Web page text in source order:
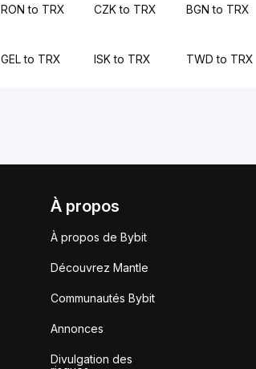
RON to TRX CZK to TRX BGN to TRX
GEL to TRX ISK to TRX TWD to TRX
À propos
À propos de Bybit
Découvrez Mantle
Communautés Bybit
Annonces
Divulgation des